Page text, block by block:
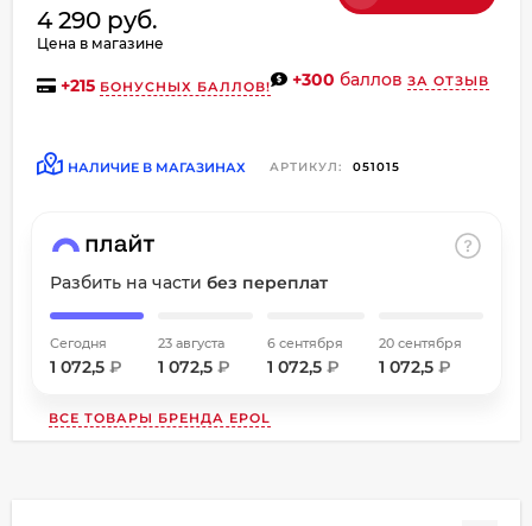
4 290 руб.
Цена в магазине
+215 БОНУСНЫХ БАЛЛОВ! +300 баллов ЗА ОТЗЫВ
НАЛИЧИЕ В МАГАЗИНАХ АРТИКУЛ: 051015
Разбить на части без переплат
Сегодня
1 072,5 ₽
23 августа
1 072,5₽
6 сентября
1 072,5 ₽
20 сентября
1 072,5 ₽
ВСЕ ТОВАРЫ БРЕНДА EPOL
25
2 недели
8 800 302-02-51